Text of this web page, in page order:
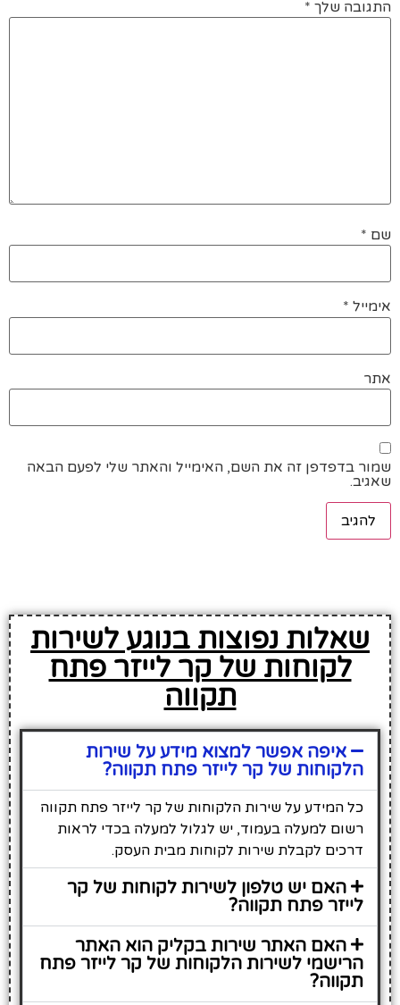
התגובה שלך *
שם *
אימייל *
אתר
שמור בדפדפן זה את השם, האימייל והאתר שלי לפעם הבאה
שאגיב.
שאלות נפוצות בנוגע לשירות
לקוחות של קר לייזר פתח
תקווה
איפה אפשר למצוא מידע על שירות
הלקוחות של קר לייזר פתח תקווה?
כל המידע על שירות הלקוחות של קר לייזר פתח תקווה
רשום למעלה בעמוד, יש לגלול למעלה בכדי לראות
דרכים לקבלת שירות לקוחות מבית העסק.
האם יש טלפון לשירות לקוחות של קר
לייזר פתח תקווה?
האם האתר שירות בקליק הוא האתר
הרישמי לשירות הלקוחות של קר לייזר פתח
תקווה?